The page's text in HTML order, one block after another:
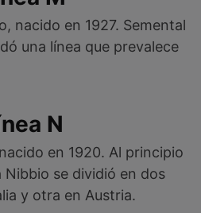
nacido en 1927. Semental
una línea que prevalece
N
en 1920. Al principio
Nibbio se dividió en dos
y otra en Austria.